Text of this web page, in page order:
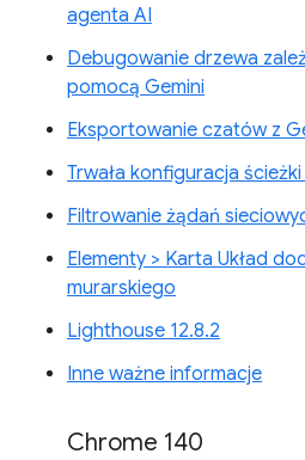
agenta AI
Debugowanie drzewa
pomocą Gemini
Eksportowanie czatów z
Trwała konfiguracja
Filtrowanie żądań
Elementy > Karta Układ
murarskiego
Lighthouse 12.8.2
Inne ważne informacje
Chrome 140